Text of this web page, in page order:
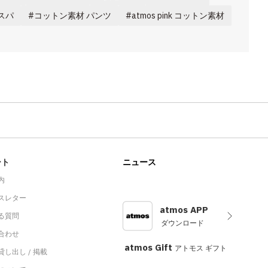
パ コットン素材 パンツ
atmos pink コットン素材
レター
質問
わせ
し出し / 掲載
ニュース
atmos APP
ダウンロード
atmos Gift アトモス ギフト